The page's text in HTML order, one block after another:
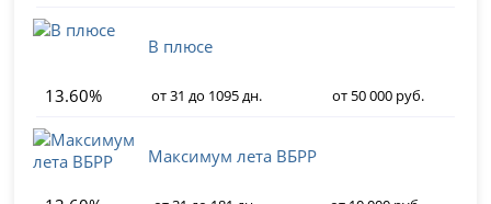
В плюсе
13.60% от 31 до 1095 дн. от 50 000 руб.
Максимум лета ВБРР